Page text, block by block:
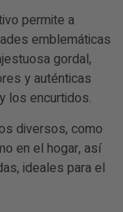
permite a
emblemáticas
gordal,
y auténticas
los encurtidos.
diversos, como
en el hogar, así
ideales para el